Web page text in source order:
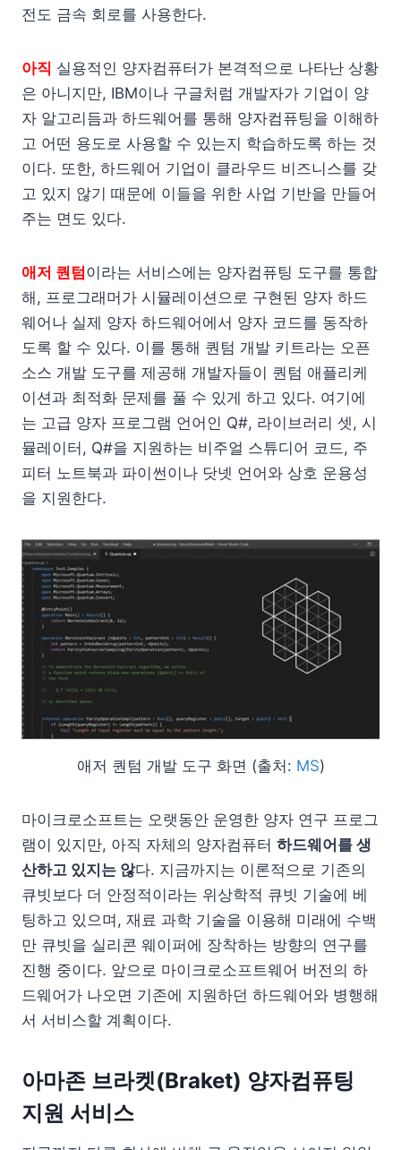
전도 금속 회로를 사용한다.
아직 실용적인 양자컴퓨터가 본격적으로 나타난 상황
은 아니지만, IBM이나 구글처럼 개발자가 기업이 양
자 알고리듬과 하드웨어를 통해 양자컴퓨팅을 이해하
고 어떤 용도로 사용할 수 있는지 학습하도록 하는 것
이다. 또한, 하드웨어 기업이 클라우드 비즈니스를 갖
고 있지 않기 때문에 이들을 위한 사업 기반을 만들어
주는 면도 있다.
애저 퀀텀이라는 서비스에는 양자컴퓨팅 도구를 통합
해, 프로그래머가 시뮬레이션으로 구현된 양자 하드
웨어나 실제 양자 하드웨어에서 양자 코드를 동작하
도록 할 수 있다. 이를 통해 퀀텀 개발 키트라는 오픈
소스 개발 도구를 제공해 개발자들이 퀀텀 애플리케
이션과 최적화 문제를 풀 수 있게 하고 있다. 여기에
는 고급 양자 프로그램 언어인 Q#, 라이브러리 셋, 시
뮬레이터, Q#을 지원하는 비주얼 스튜디어 코드, 주
피터 노트북과 파이썬이나 닷넷 언어와 상호 운용성
을 지원한다.
애저 퀀텀 개발 도구 화면 (출처: MS)
마이크로소프트는 오랫동안 운영한 양자 연구 프로그
램이 있지만, 아직 자체의 양자컴퓨터 하드웨어를 생
산하고 있지는 않다. 지금까지는 이론적으로 기존의
큐빗보다 더 안정적이라는 위상학적 큐빗 기술에 베
팅하고 있으며, 재료 과학 기술을 이용해 미래에 수백
만 큐빗을 실리콘 웨이퍼에 장착하는 방향의 연구를
진행 중이다. 앞으로 마이크로소프트웨어 버전의 하
드웨어가 나오면 기존에 지원하던 하드웨어와 병행해
서 서비스할 계획이다.
아마존 브라켓(Braket) 양자컴퓨팅
지원 서비스